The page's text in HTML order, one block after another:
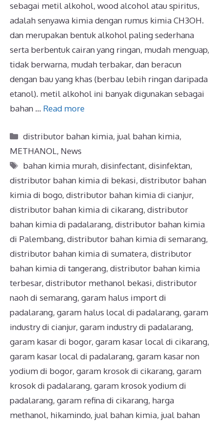
sebagai metil alkohol, wood alcohol atau spiritus,
adalah senyawa kimia dengan rumus kimia CH3OH.
dan merupakan bentuk alkohol paling sederhana
serta berbentuk cairan yang ringan, mudah menguap,
tidak berwarna, mudah terbakar, dan beracun
dengan bau yang khas (berbau lebih ringan daripada
etanol). metil alkohol ini banyak digunakan sebagai
bahan … Read more
distributor bahan kimia, jual bahan kimia,
METHANOL, News
bahan kimia murah,disinfectant,disinfektan,
distributor bahan kimia di bekasi, distributor bahan
kimia di bogo, distributor bahan kimia di cianjur,
distributor bahan kimia di cikarang, distributor
bahan kimia di padalarang, distributor bahan kimia
di Palembang, distributor bahan kimia di semarang,
distributor bahan kimia di sumatera, distributor
bahan kimia di tangerang, distributor bahan kimia
terbesar, distributor methanol bekasi, distributor
naoh di semarang, garam halus import di
padalarang, garam halus local di padalarang, garam
industry di cianjur, garam industry di padalarang,
garam kasar di bogor, garam kasar local di cikarang,
garam kasar local di padalarang, garam kasar non
yodium di bogor, garam krosok di cikarang, garam
krosok di padalarang, garam krosok yodium di
padalarang, garam refina di cikarang, harga
methanol, hikamindo, jual bahan kimia, jual bahan